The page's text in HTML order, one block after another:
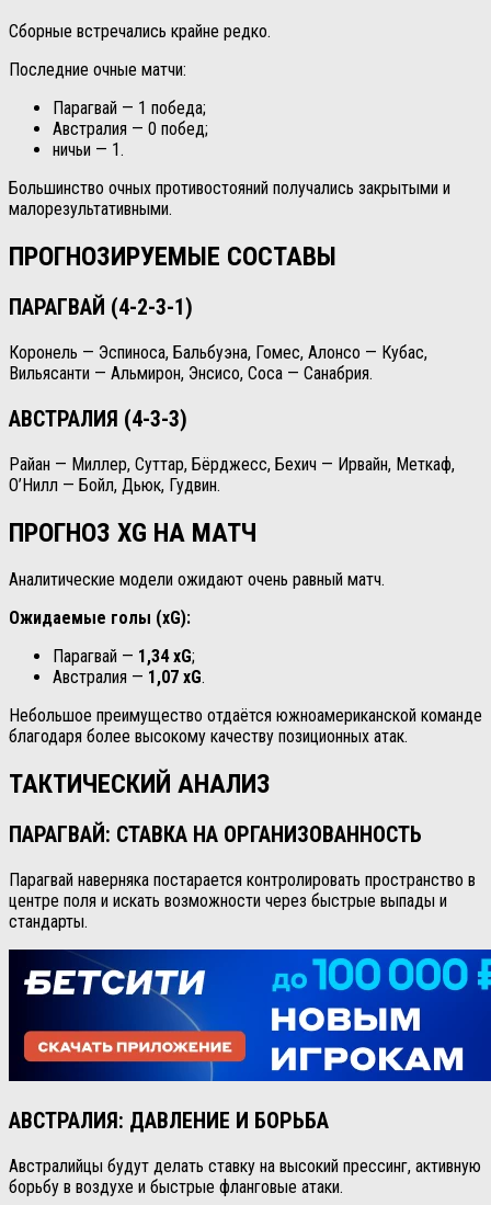
Сборные встречались крайне редко.
Последние очные матчи:
Парагвай — 1 победа;
Австралия — 0 побед;
ничьи — 1.
Большинство очных противостояний получались закрытыми и
малорезультативными.
ПРОГНОЗИРУЕМЫЕ СОСТАВЫ
ПАРАГВАЙ (4-2-3-1)
Коронель — Эспиноса, Бальбуэна, Гомес, Алонсо — Кубас,
Вильясанти — Альмирон, Энсисо, Соса — Санабрия.
АВСТРАЛИЯ (4-3-3)
Райан — Миллер, Суттар, Бёрджесс, Бехич — Ирвайн, Меткаф,
О’Нилл — Бойл, Дьюк, Гудвин.
ПРОГНОЗ XG НА МАТЧ
Аналитические модели ожидают очень равный матч.
Ожидаемые голы (xG):
Парагвай — 1,34 xG;
Австралия — 1,07 xG.
Небольшое преимущество отдаётся южноамериканской команде
благодаря более высокому качеству позиционных атак.
ТАКТИЧЕСКИЙ АНАЛИЗ
ПАРАГВАЙ: СТАВКА НА ОРГАНИЗОВАННОСТЬ
Парагвай наверняка постарается контролировать пространство в
центре поля и искать возможности через быстрые выпады и
стандарты.
АВСТРАЛИЯ: ДАВЛЕНИЕ И БОРЬБА
Австралийцы будут делать ставку на высокий прессинг, активную
борьбу в воздухе и быстрые фланговые атаки.